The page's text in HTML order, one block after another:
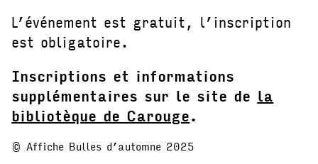
L’événement est gratuit, l’inscription
est obligatoire.
Inscriptions et informations
supplémentaires sur le site de la
bibliotèque de Carouge.
© Affiche Bulles d’automne 2025